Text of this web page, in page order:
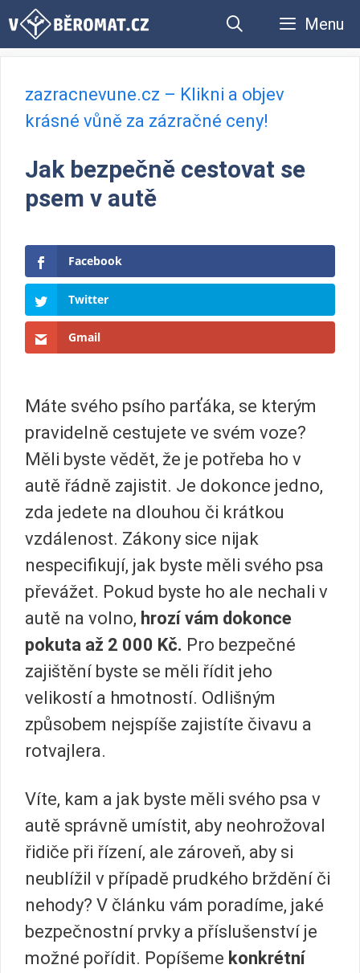
Přeskočit
Menu
zazracnevune.cz – Klikni a objev
krásné vůně za zázračné ceny!
Jak bezpečně cestovat se
psem v autě
Facebook
Twitter
Gmail
Máte svého psího parťáka, se kterým
pravidelně cestujete ve svém voze?
Měli byste vědět, že je potřeba ho v
autě řádně zajistit. Je dokonce jedno,
zda jedete na dlouhou či krátkou
vzdálenost. Zákony sice nijak
nespecifikují, jak byste měli svého psa
převážet. Pokud byste ho ale nechali v
autě na volno, hrozí vám dokonce
pokuta až 2 000 Kč. Pro bezpečné
zajištění byste se měli řídit jeho
velikostí a hmotností. Odlišným
způsobem nejspíše zajistíte čivavu a
rotvajlera.
Víte, kam a jak byste měli svého psa v
autě správně umístit, aby neohrožoval
řidiče při řízení, ale zároveň, aby si
neublížil v případě prudkého brždění či
nehody? V článku vám poradíme, jaké
bezpečnostní prvky a příslušenství je
možné pořídit. Popíšeme konkrétní